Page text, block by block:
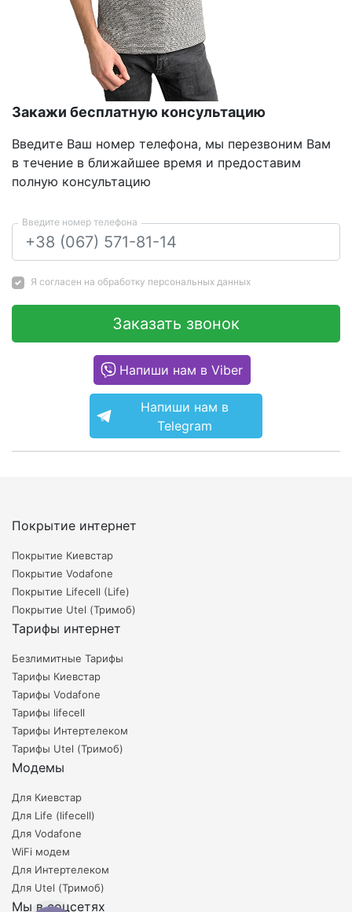
Закажи бесплатную консультацию
Введите Ваш номер телефона, мы перезвоним Вам
в течение в ближайшее время и предоставим
полную консультацию
Введите номер телефона
Я согласен на обработку персональных данных
Заказать звонок
Напиши нам в Viber
Напиши нам в
Telegram
Покрытие интернет
Покрытие Киевстар
Покрытие Vodafone
Покрытие Lifecell (Life)
Покрытие Utel (Тримоб)
Тарифы интернет
Безлимитные Тарифы
Тарифы Киевстар
Тарифы Vodafone
Тарифы lifecell
Тарифы Интертелеком
Тарифы Utel (Тримоб)
Модемы
Для Киевстар
Для Life (lifecell)
Для Vodafone
WiFi модем
Для Интертелеком
Для Utel (Тримоб)
Мы в соцсетях